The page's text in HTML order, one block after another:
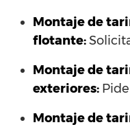
Montaje de
flotante:
Montaje de
exteriores:
Montaje de